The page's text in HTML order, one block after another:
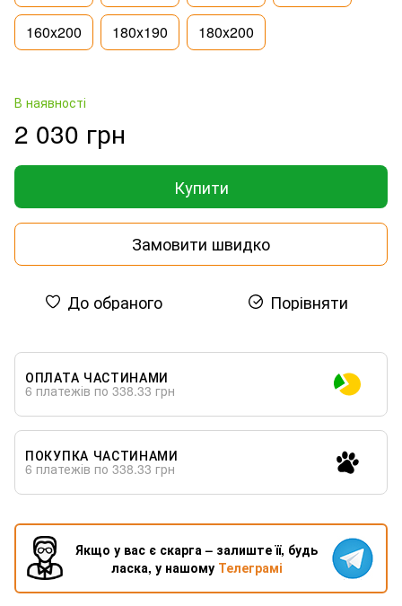
160x200 180x190 180x200
В наявності
2 030 грн
Купити
Замовити швидко
До обраного Порівняти
ОПЛАТА ЧАСТИНАМИ
6 платежів по 338.33 грн
ПОКУПКА ЧАСТИНАМИ
6 платежів по 338.33 грн
Якщо у вас є скарга – залиште її, будь
ласка, у нашому Телеграмі